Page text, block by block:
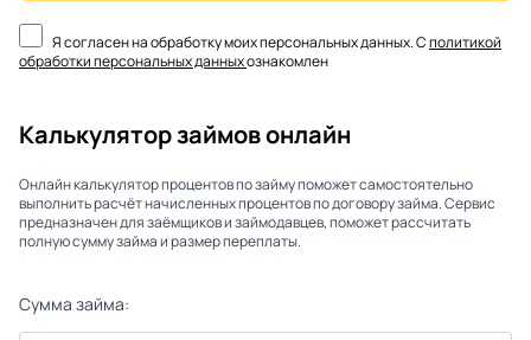
Я согласен на обработку моих персональных данных. Сполитикой
обработки персональных данныхознакомлен
Калькулятор займов онлайн
Онлайн калькулятор процентов по займу поможет самостоятельно
выполнить расчёт начисленных процентов по договору займа. Сервис
предназначен для заёмщиков и займодавцев, поможет рассчитать
полную сумму займа и размер переплаты.
Сумма займа: